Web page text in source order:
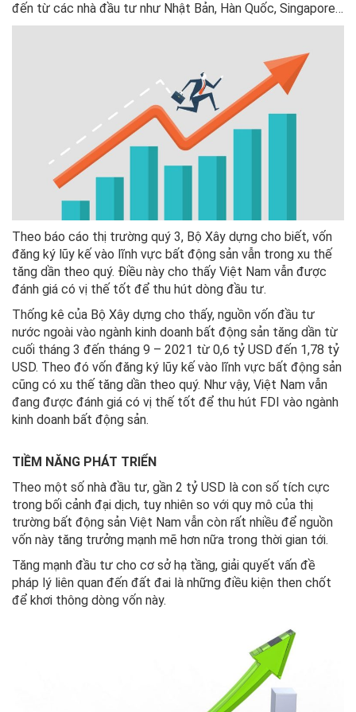
đến từ các nhà đầu tư như Nhật Bản, Hàn Quốc, Singapore…
Theo báo cáo thị trường quý 3, Bộ Xây dựng cho biết, vốn
đăng ký lũy kế vào lĩnh vực bất động sản vẫn trong xu thế
tăng dần theo quý. Điều này cho thấy Việt Nam vẫn được
đánh giá có vị thế tốt để thu hút dòng đầu tư.
Thống kê của Bộ Xây dựng cho thấy, nguồn vốn đầu tư
nước ngoài vào ngành kinh doanh bất động sản tăng dần từ
cuối tháng 3 đến tháng 9 – 2021 từ 0,6 tỷ USD đến 1,78 tỷ
USD. Theo đó vốn đăng ký lũy kế vào lĩnh vực bất động sản
cũng có xu thế tăng dần theo quý. Như vậy, Việt Nam vẫn
đang được đánh giá có vị thế tốt để thu hút FDI vào ngành
kinh doanh bất động sản.
TIỀM NĂNG PHÁT TRIỂN
Theo một số nhà đầu tư, gần 2 tỷ USD là con số tích cực
trong bối cảnh đại dịch, tuy nhiên so với quy mô của thị
trường bất động sản Việt Nam vẫn còn rất nhiều để nguồn
vốn này tăng trưởng mạnh mẽ hơn nữa trong thời gian tới.
Tăng mạnh đầu tư cho cơ sở hạ tầng, giải quyết vấn đề
pháp lý liên quan đến đất đai là những điều kiện then chốt
để khơi thông dòng vốn này.